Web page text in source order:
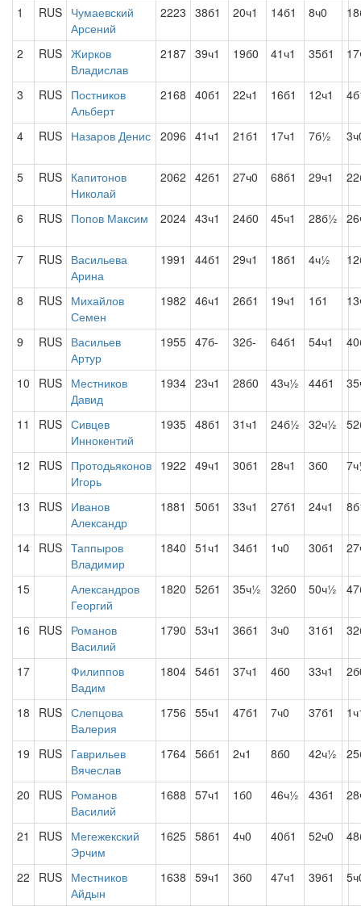
1
RUS Чумаевский
Арсений
2223 38б1 20ч1 14б1 8ч0
2 RUS Жирков
Владислав
2187 39ч1 19б0 41ч1 35б1
3 RUS Постников
Альберт
2168 40б1 22ч1 16б1 12ч1
4 RUS Назаров Денис 2096 41ч1 21б1 17ч1 7б½
5 RUS Капитонов
Николай
2062 42б1 27ч0 68б1 29ч1
6 RUS Попов Максим 2024 43ч1 24б0 45ч1 28б½
7 RUS Васильева
Арина
1991 44б1 29ч1 18б1 4ч½
8 RUS Михайлов
Семен
1982 46ч1 26б1 19ч1 1б1
9 RUS Васильев
Артур
1955 47б- 32б- 64б1 54ч1
10 RUS Местников
Давид
1934 23ч1 28б0 43ч½ 44б1
11 RUS Сивцев
Иннокентий
1935 48б1 31ч1 24б½ 32ч½
12 RUS Протодьяконов
Игорь
1922 49ч1 30б1 28ч1 3б0
13 RUS Иванов
Александр
1881 50б1 33ч1 27б1 24ч1
14 RUS Таппыров
Владимир
1840 51ч1 34б1 1ч0 30б1
15
Александров
Георгий
1820 52б1 35ч½ 32б0 50ч½
16 RUS Романов
Василий
1790 53ч1 36б1 3ч0 31б1
17
Филиппов
Вадим
1804 54б1 37ч1 4б0 33ч1
18 RUS Слепцова
Валерия
1756 55ч1 47б1 7ч0 37б1
19 RUS Гаврильев
Вячеслав
1764 56б1 2ч1 8б0 42ч½
20 RUS Романов
Василий
1688 57ч1 1б0 46ч½ 43б1
21 RUS Мегежекский
Эрчим
1625 58б1 4ч0 40б1 52ч0
22 RUS Местников
Айдын
1638 59ч1 3б0 47ч1 39б1